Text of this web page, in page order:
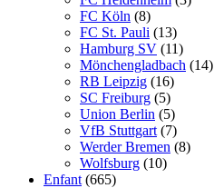
FC Köln (8)
FC St. Pauli (13)
Hamburg SV (11)
Mönchengladbach (14)
RB Leipzig (16)
SC Freiburg (5)
Union Berlin (5)
VfB Stuttgart (7)
Werder Bremen (8)
Wolfsburg (10)
Enfant (665)